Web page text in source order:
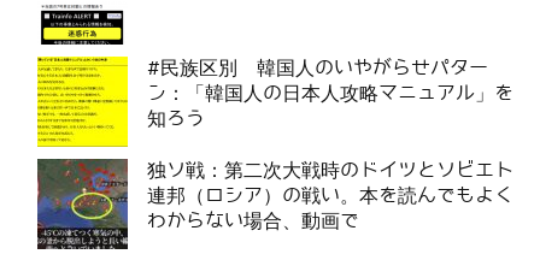
#民族区別 韓国人のいやがらせパター
ン：「韓国人の日本人攻略マニュアル」を
知ろう
独ソ戦：第二次大戦時のドイツとソビエト
連邦（ロシア）の戦い。本を読んでもよく
わからない場合、動画で